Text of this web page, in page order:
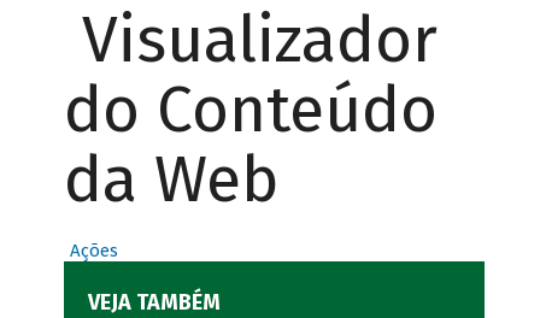
Visualizador
do Conteúdo
da Web
Ações
VEJA TAMBÉM